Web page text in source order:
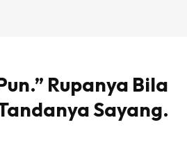
Rupanya Bila
Sayang.